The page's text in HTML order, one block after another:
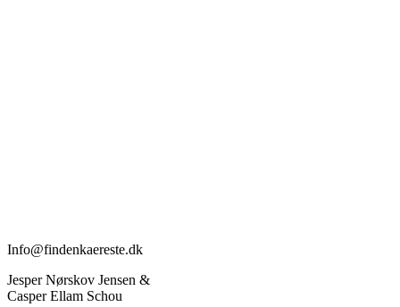
Info@findenkaereste.dk
Jesper Nørskov Jensen &
Casper Ellam Schou